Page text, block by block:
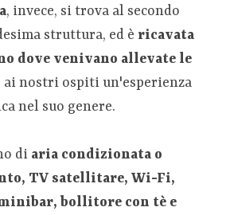
, invece, si trova al secondo
struttura, ed è ricavata
dove venivano allevate le
ai nostri ospiti un'esperienza
nel suo genere.
diaria condizionata o
TV satellitare, Wi-Fi,
bollitore con tè e